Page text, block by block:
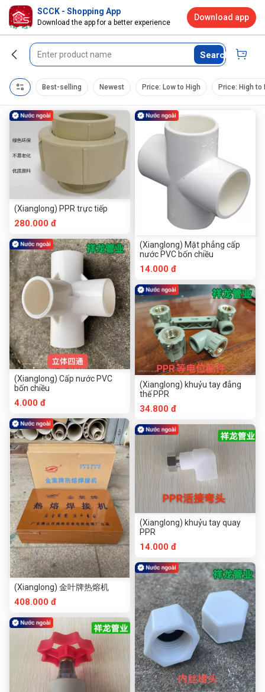
Search
Best-selling Newest Price: Low to High Price: High to
(Xianglong) PPR trực tiếp
280.000 đ
(Xianglong) Cấp nước PVC
bốn chiều
4.000 đ
(Xianglong) 金叶牌热熔机
408.000 đ
(Xianglong) Mặt phẳng cấp
nước PVC bốn chiều
14.000 đ
(Xianglong) khuỷu tay đẳng
thế PPR
34.800 đ
(Xianglong) khuỷu tay quay
PPR
14.000 đ
SCCK - Shopping App
Download the app for a better experience
Download app